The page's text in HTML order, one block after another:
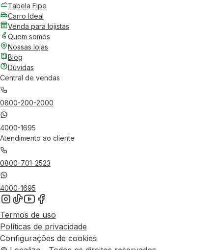
Tabela Fipe
Carro Ideal
Venda para lojistas
Quem somos
Nossas lojas
Blog
Dúvidas
Central de vendas
0800-200-2000
4000-1695
Atendimento ao cliente
0800-701-2523
4000-1695
Termos de uso
Políticas de privacidade
Configurações de cookies